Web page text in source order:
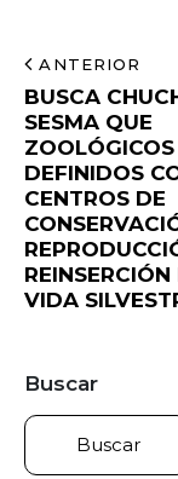
ANTERIOR
BUSCA
SESMA QUE
ZOOLÓGICOS
DEFINIDOS
CENTROS DE
REINSERCIÓN
VIDA
Buscar